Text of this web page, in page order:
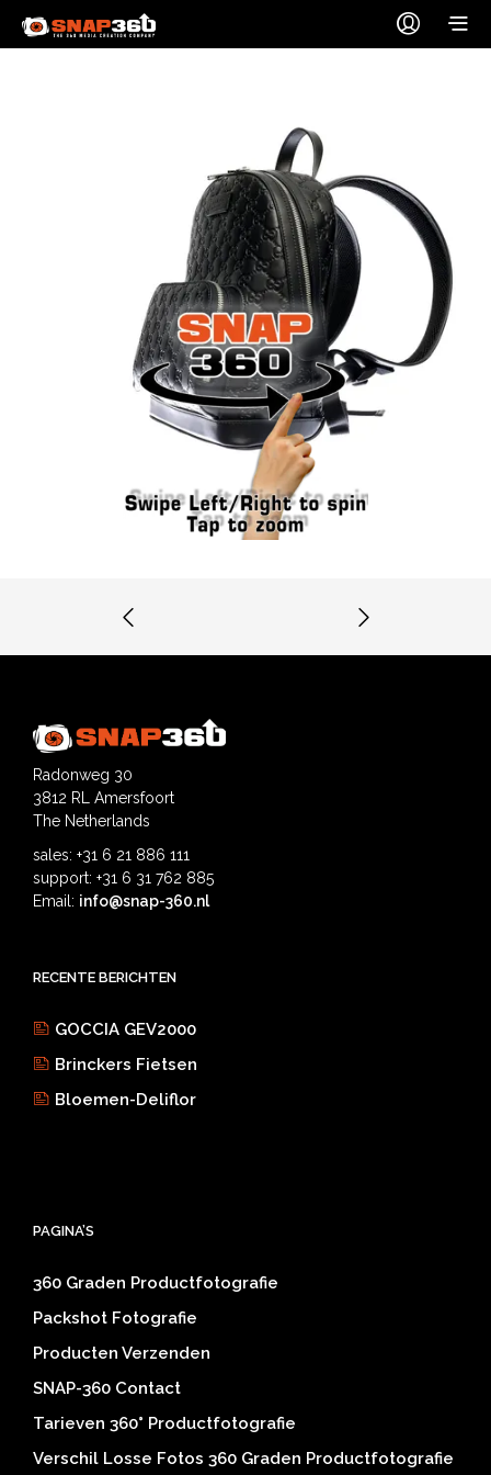
Radonweg 30
3812 RL Amersfoort
The Netherlands
sales: +31 6 21 886 111
support: +31 6 31 762 885
Email: info@snap-360.nl
RECENTE BERICHTEN
GOCCIA GEV2000
Brinckers Fietsen
Bloemen-Deliflor
PAGINA’S
360 Graden Productfotografie
Packshot Fotografie
Producten Verzenden
SNAP-360 Contact
Tarieven 360° Productfotografie
Verschil Losse Fotos 360 Graden Productfotografie